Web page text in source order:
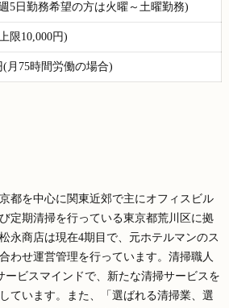
5日勤務希望の方は火曜～土曜勤務)
限10,000円)
(月75時間労働の場合)
都を中心に関東近郊で主にオフィスビル
定期清掃を行っている東京都荒川区に拠
永商店は現在4期目で、元ホテルマンのス
わせ運営管理を行っています。清掃職人
ービスマインドで、新たな清掃サービスを
ています。また、「選ばれる清掃業、選